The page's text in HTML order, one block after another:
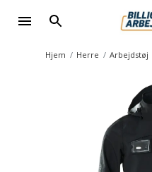
Hjem Herre Arbejdstøj